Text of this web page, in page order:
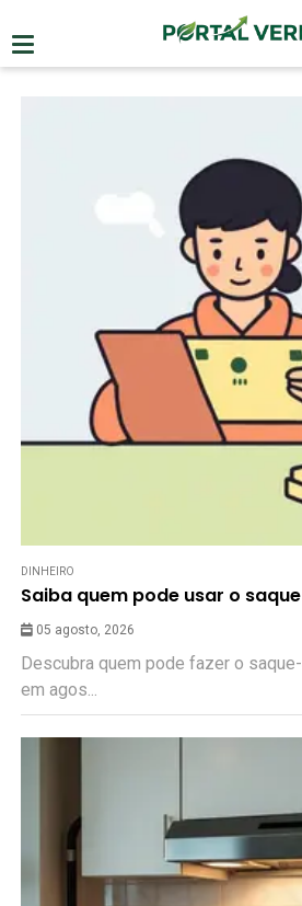
DINHEIRO
Saiba quem pode usar o saque
05 agosto, 2026
Descubra quem pode fazer o
em agos...